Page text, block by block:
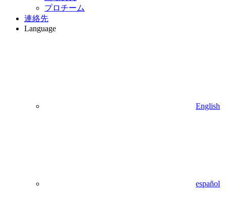
プロチーム
連絡先
Language
English
español